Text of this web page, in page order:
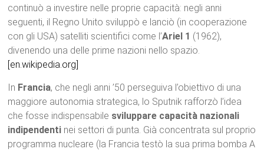
continuò a investire nelle proprie capacità: negli anni
seguenti, il Regno Unito sviluppò e lanciò (in cooperazione
con gli USA) satelliti scientifici come l’Ariel 1 (1962),
divenendo una delle prime nazioni nello spazio.
[en.wikipedia.org]
In Francia, che negli anni ’50 perseguiva l’obiettivo di una
maggiore autonomia strategica, lo Sputnik rafforzò l’idea
che fosse indispensabile sviluppare capacità nazionali
indipendenti nei settori di punta. Già concentrata sul proprio
programma nucleare (la Francia testò la sua prima bomba A